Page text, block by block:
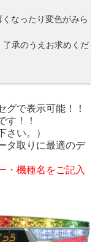
なったり変色がみら
了承のうえお求めくだ
で表示可能！！
す！！
さい。）
タ取りに最適のデ
・機種名をご記入